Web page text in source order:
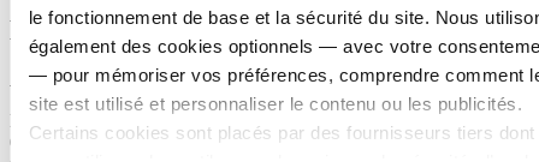
le fonctionnement de base et la sécurité du site. Nous
également des cookies optionnels — avec votre
— pour mémoriser vos préférences, comprendre comment
site est utilisé et personnaliser le contenu ou les publicités.
Certains cookies sont placés par des fournisseurs tiers dont
Hydro and ASI
A propos d'Hydro
Hydro est un fournisseur d'aluminium entièrement intégré avec 35
000 employés présents dans 40 pays, alliant expertise locale,